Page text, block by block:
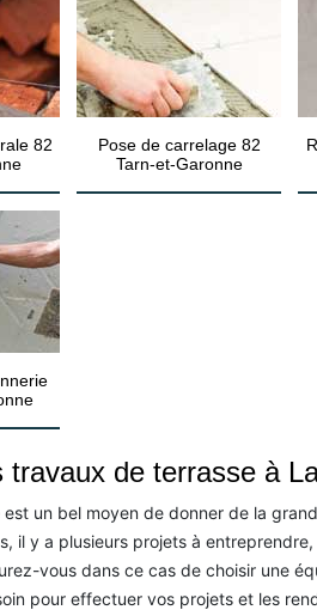
82
Pose de carrelage 82
Tarn-et-Garonne
travaux de terrasse à
est un bel moyen de donner de la
il y a plusieurs projets à
vous dans ce cas de choisir une
pour effectuer vos projets et les